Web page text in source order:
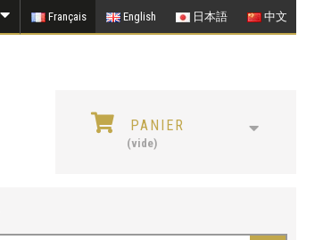
Français English 日本語 中文
PANIER
(vide)